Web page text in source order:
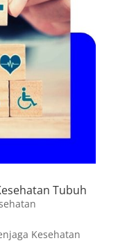
Tubuh
Kesehatan